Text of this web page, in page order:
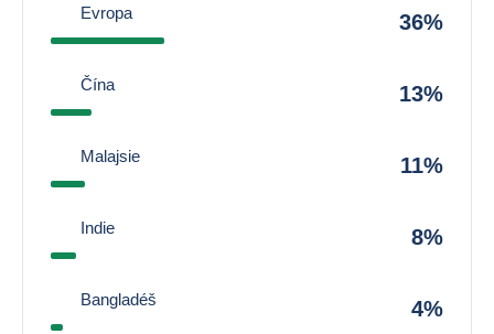
Evropa 36%
Čína 13%
Malajsie 11%
Indie 8%
Bangladéš 4%